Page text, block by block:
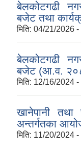
बेलकोटगढी
बजेट तथा
मिति: 04/21/2026 -
बेलकोटगढी
बजेट (आ.व.
मिति: 12/16/2024 -
खानेपानी
अन्तर्गतका
मिति: 11/20/2024 -